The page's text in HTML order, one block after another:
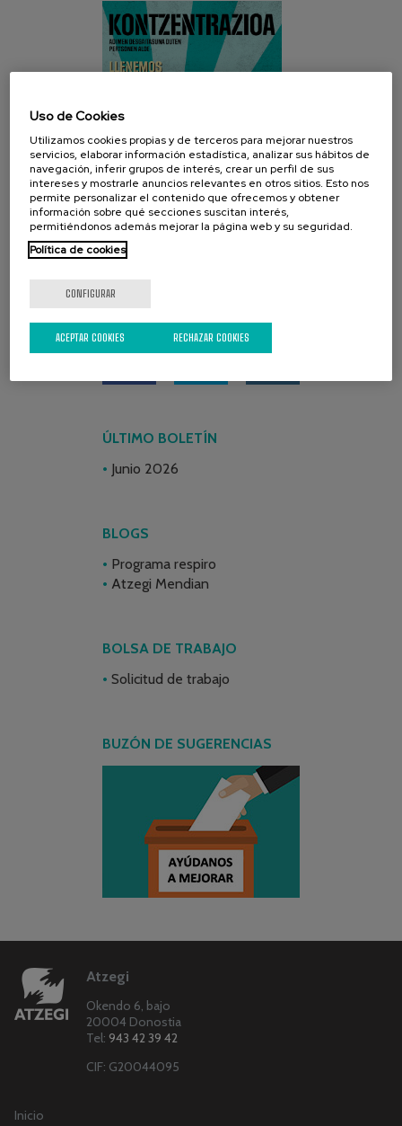
REDES SOCIALES
ÚLTIMO BOLETÍN
Junio 2026
BLOGS
Programa respiro
Atzegi Mendian
BOLSA DE TRABAJO
Solicitud de trabajo
BUZÓN DE SUGERENCIAS
Atzegi
Okendo 6, bajo
20004 Donostia
Tel: 943 42 39 42
CIF: G20044095
Inicio
Uso de Cookies
Utilizamos cookies propias y de terceros para mejorar nuestros
servicios, elaborar información estadística, analizar sus hábitos de
navegación, inferir grupos de interés, crear un perfil de sus
intereses y mostrarle anuncios relevantes en otros sitios. Esto nos
permite personalizar el contenido que ofrecemos y obtener
información sobre qué secciones suscitan interés,
permitiéndonos además mejorar la página web y su seguridad.
Política de cookies
CONFIGURAR
RECHAZAR COOKIES
ACEPTAR COOKIES